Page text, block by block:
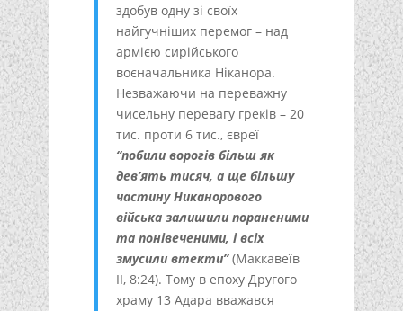
здобув одну зі своїх
найгучніших перемог – над
армією сирійського
воєначальника Ніканора.
Незважаючи на переважну
чисельну перевагу греків – 20
тис. проти 6 тис., євреї
“побили ворогів більш як
дев’ять тисяч, а ще більшу
частину Никанорового
війська залишили пораненими
та понівеченими, і всіх
змусили втекти” (Маккавеїв
II, 8:24). Тому в епоху Другого
храму 13 Адара вважався